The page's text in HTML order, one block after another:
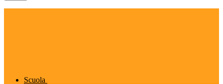
Scuola